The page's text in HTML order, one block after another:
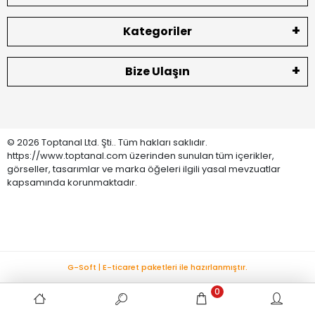
Kategoriler
Bize Ulaşın
© 2026 Toptanal Ltd. Şti.. Tüm hakları saklıdır.
https://www.toptanal.com üzerinden sunulan tüm içerikler,
görseller, tasarımlar ve marka öğeleri ilgili yasal mevzuatlar
kapsamında korunmaktadır.
0
G-Soft | E-ticaret paketleri ile hazırlanmıştır.